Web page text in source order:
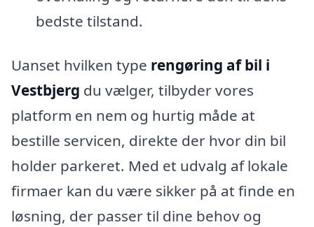
bedste tilstand.
Uanset hvilken type rengøring af bil i
Vestbjerg du vælger, tilbyder vores
platform en nem og hurtig måde at
bestille servicen, direkte der hvor din bil
holder parkeret. Med et udvalg af lokale
firmaer kan du være sikker på at finde en
løsning, der passer til dine behov og